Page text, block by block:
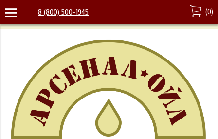
8 (800) 500-1945 (0)